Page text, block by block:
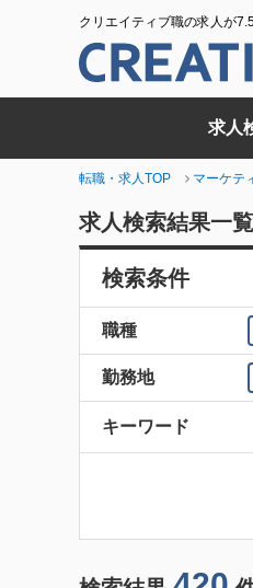
クリエイティブ職の求人が
求人
転職・求人TOP マーケテ
求人検索結果一覧
検索条件
職種
勤務地
キーワード